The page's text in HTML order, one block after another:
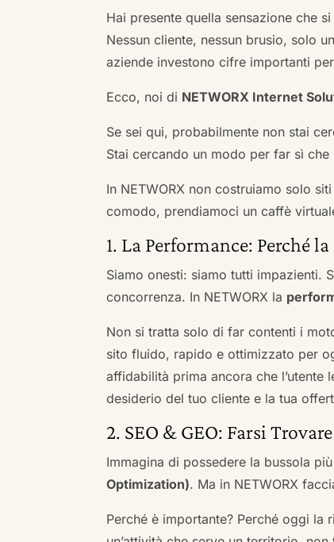
Hai presente quella sensazione che
Nessun cliente, nessun brusio, solo
aziende investono cifre importanti
Ecco, noi di NETWORX Internet
Se sei qui, probabilmente non stai
Stai cercando un modo per far sì
In NETWORX non costruiamo solo
comodo, prendiamoci un caffè
1. La Performance: Perché
Siamo onesti: siamo tutti impazienti.
concorrenza. In NETWORX la
Non si tratta solo di far contenti i
sito fluido, rapido e ottimizzato per
affidabilità prima ancora che
desiderio del tuo cliente e la tua
2. SEO & GEO: Farsi
Immagina di possedere la bussola
Optimization). Ma in NETWORX
Perché è importante? Perché oggi la